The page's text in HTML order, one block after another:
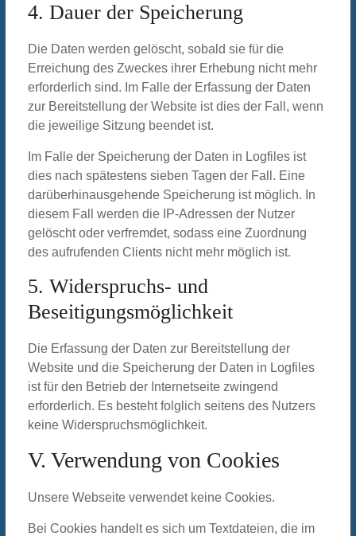
4. Dauer der Speicherung
Die Daten werden gelöscht, sobald sie für die
Erreichung des Zweckes ihrer Erhebung nicht mehr
erforderlich sind. Im Falle der Erfassung der Daten
zur Bereitstellung der Website ist dies der Fall, wenn
die jeweilige Sitzung beendet ist.
Im Falle der Speicherung der Daten in Logfiles ist
dies nach spätestens sieben Tagen der Fall. Eine
darüberhinausgehende Speicherung ist möglich. In
diesem Fall werden die IP-Adressen der Nutzer
gelöscht oder verfremdet, sodass eine Zuordnung
des aufrufenden Clients nicht mehr möglich ist.
5. Widerspruchs- und
Beseitigungsmöglichkeit
Die Erfassung der Daten zur Bereitstellung der
Website und die Speicherung der Daten in Logfiles
ist für den Betrieb der Internetseite zwingend
erforderlich. Es besteht folglich seitens des Nutzers
keine Widerspruchsmöglichkeit.
V. Verwendung von Cookies
Unsere Webseite verwendet keine Cookies.
Bei Cookies handelt es sich um Textdateien, die im